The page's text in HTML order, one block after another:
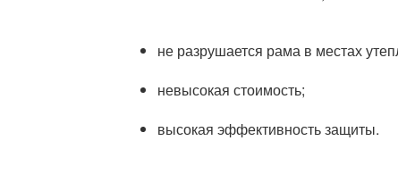
не разрушается рама в местах
невысокая стоимость;
высокая эффективность защиты.